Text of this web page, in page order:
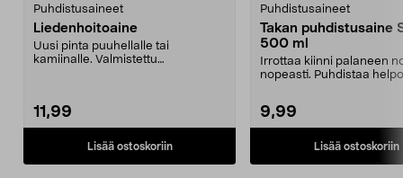
Puhdistusaineet
Liedenhoitoaine
Uusi pinta puuhellalle tai
kamiinalle. Valmistettu
11,99
Lisää ostoskoriin
Puhdistusaineet
Takan puhdistusaine
500 ml
Irrottaa kiinni palaneen
nopeasti. Puhdistaa
9,99
Lisää ostoskoriin